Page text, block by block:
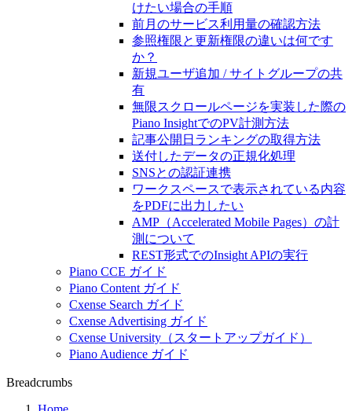
けたい場合の手順
前月のサービス利用量の確認方法
参照権限と更新権限の違いは何です
か？
新規ユーザ追加 / サイトグループの共
有
無限スクロールページを実装した際の
Piano InsightでのPV計測方法
記事公開日ランキングの取得方法
送付したデータの正規化処理
SNSとの認証連携
ワークスペースで表示されている内容
をPDFに出力したい
AMP（Accelerated Mobile Pages）の計
測について
REST形式でのInsight APIの実行
Piano CCE ガイド
Piano Content ガイド
Cxense Search ガイド
Cxense Advertising ガイド
Cxense University（スタートアップガイド）
Piano Audience ガイド
Breadcrumbs